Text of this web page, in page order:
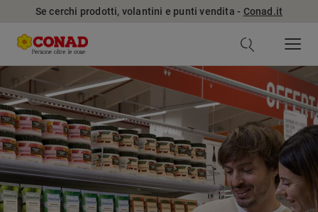
Se cerchi prodotti, volantini e punti vendita - Conad.it